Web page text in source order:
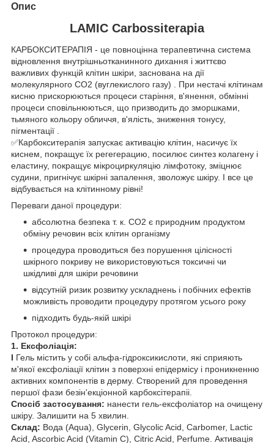
Опис
LAMIC Carbossiterapia
КАРБОКСИТЕРАПІЯ - це повноцінна терапевтична система
відновлення внутрішньотканинного дихання і життєво
важливих функцій клітин шкіри, заснована на дії
молекулярного CO2 (вуглекислого газу) . При нестачі клітинам
кисню прискорюються процеси старіння, в'янення, обмінні
процеси сповільнюються, що призводить до зморшками,
тьмяного кольору обличчя, в'ялість, зниження тонусу,
пігментації .
✅Карбокситерапія запускає активацію клітин, насичує їх
киснем, покращує їх регегерацию, посилює синтез колагену і
еластину, покращує мікроциркуляцію лімфотоку, зміцнює
судини, пригнічує шкірні запалення, зволожує шкіру. І все це
відбувається на клітинному рівні!
Переваги даної процедури:
абсолютна безпека т. к. CO2 є природним продуктом
обміну речовин всіх клітин організму
процедура проводиться без порушення цілісності
шкірного покриву не використовуються токсичні чи
шкідливі для шкіри речовини
відсутній ризик розвитку ускладнень і побічних ефектів
можливість проводити процедуру протягом усього року
підходить будь-якій шкірі
Протокол процедури:
1. Ексфоліація:
I Гель містить у собі альфа-гідроксикислоти, які сприяють
м'якої ексфоліації клітин з поверхні епідермісу і проникненню
активних компонентів в дерму. Створений для проведення
першої фази безін'екціонной карбоксітерапіі.
Спосіб застосування: нанести гель-ексфоліатор на очищену
шкіру. Залишити на 5 хвилин.
Склад: Вода (Aqua), Glycerin, Glycolic Acid, Carbomer, Lactic
Acid, Ascorbic Acid (Vitamin C), Citric Acid, Perfume. Активація